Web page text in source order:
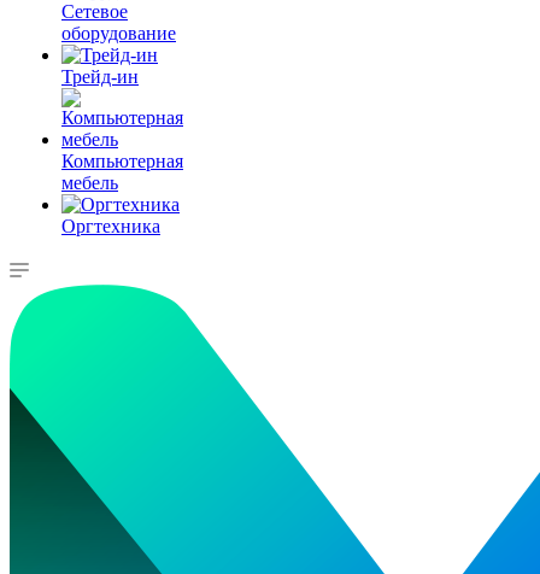
Сетевое
оборудование
Трейд-ин
Компьютерная
мебель
Оргтехника